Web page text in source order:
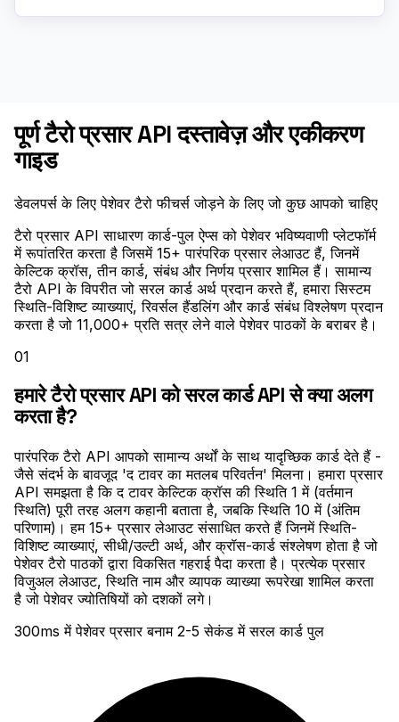
पूर्ण टैरो प्रसार API दस्तावेज़ और एकीकरण
गाइड
डेवलपर्स के लिए पेशेवर टैरो फीचर्स जोड़ने के लिए जो कुछ आपको चाहिए
टैरो प्रसार API साधारण कार्ड-पुल ऐप्स को पेशेवर भविष्यवाणी प्लेटफॉर्म
में रूपांतरित करता है जिसमें 15+ पारंपरिक प्रसार लेआउट हैं, जिनमें
केल्टिक क्रॉस, तीन कार्ड, संबंध और निर्णय प्रसार शामिल हैं। सामान्य
टैरो API के विपरीत जो सरल कार्ड अर्थ प्रदान करते हैं, हमारा सिस्टम
स्थिति-विशिष्ट व्याख्याएं, रिवर्सल हैंडलिंग और कार्ड संबंध विश्लेषण प्रदान
करता है जो ₹11,000+ प्रति सत्र लेने वाले पेशेवर पाठकों के बराबर है।
01
हमारे टैरो प्रसार API को सरल कार्ड API से क्या अलग
करता है?
पारंपरिक टैरो API आपको सामान्य अर्थों के साथ यादृच्छिक कार्ड देते हैं -
जैसे संदर्भ के बावजूद 'द टावर का मतलब परिवर्तन' मिलना। हमारा प्रसार
API समझता है कि द टावर केल्टिक क्रॉस की स्थिति 1 में (वर्तमान
स्थिति) पूरी तरह अलग कहानी बताता है, जबकि स्थिति 10 में (अंतिम
परिणाम)। हम 15+ प्रसार लेआउट संसाधित करते हैं जिनमें स्थिति-
विशिष्ट व्याख्याएं, सीधी/उल्टी अर्थ, और क्रॉस-कार्ड संश्लेषण होता है जो
पेशेवर टैरो पाठकों द्वारा विकसित गहराई पैदा करता है। प्रत्येक प्रसार
विजुअल लेआउट, स्थिति नाम और व्यापक व्याख्या रूपरेखा शामिल करता
है जो पेशेवर ज्योतिषियों को दशकों लगे।
300ms में पेशेवर प्रसार बनाम 2-5 सेकंड में सरल कार्ड पुल